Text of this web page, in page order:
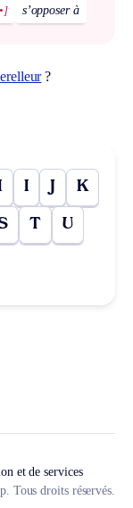
s’opposer à
?
I J K
T U
et de services
Tous droits réservés.